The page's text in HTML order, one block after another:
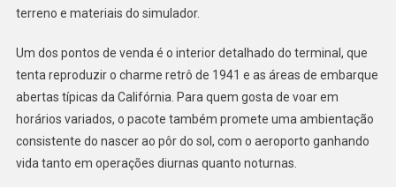
terreno e materiais do simulador.
Um dos pontos de venda é o interior detalhado do terminal, que
tenta reproduzir o charme retrô de 1941 e as áreas de embarque
abertas típicas da Califórnia. Para quem gosta de voar em
horários variados, o pacote também promete uma ambientação
consistente do nascer ao pôr do sol, com o aeroporto ganhando
vida tanto em operações diurnas quanto noturnas.